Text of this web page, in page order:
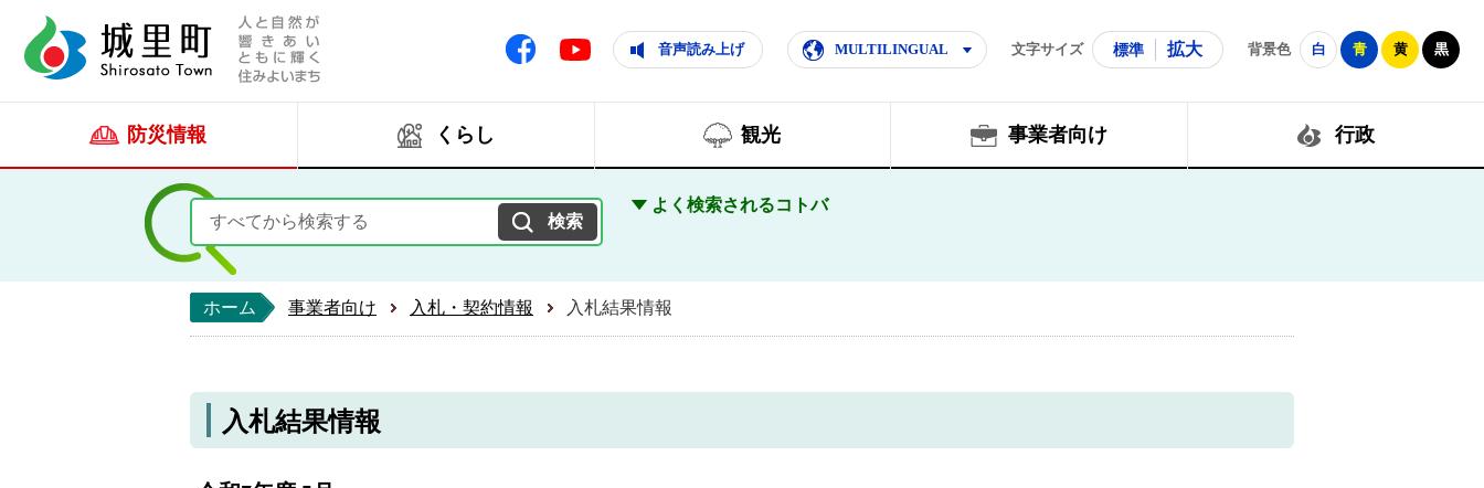
人と自然が響きあいともに輝く住みよいまち
Facebook Youtube 音声読み上げ MULTILINGUAL 文字サイズ 標準 拡大 背景色 白 青 黄 黒
防災情報 くらし 観光 事業者向け 行政
よく検索されるコトバ
ホーム 事業者向け 入札・契約情報 入札結果情報
入札結果情報